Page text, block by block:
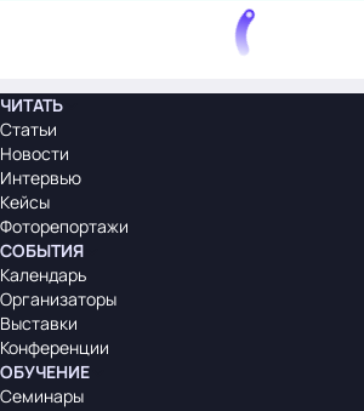
ЧИТАТЬ
Статьи
Новости
Интервью
Кейсы
Фоторепортажи
СОБЫТИЯ
Календарь
Организаторы
Выставки
Конференции
ОБУЧЕНИЕ
Семинары